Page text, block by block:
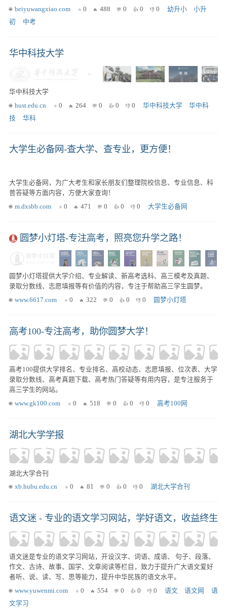
beiyuwangxiao.com
0 488 0 0 0 幼升小
小升
初
中考
华中科技大学
华中科技大学
hust.edu.cn
0 264 0 0 0 华中科技大学
华中科
技
华科
大学生必备网-查大学、查专业，更方便！
大学生必备网，为广大考生和家长朋友们整理院校信息、专业信息、科
普答疑等方面内容，方便大家查询！
m.dxsbb.com
0 471 0 0 0 大学生必备网
圆梦小灯塔-专注高考，照亮您升学之路！
圆梦小灯塔提供大学介绍、专业解读、新高考选科、高三模考及真题、
录取分数线、志愿填报等有价值的内容，专注于帮助高三学生圆梦。
www.6617.com
0 322 0 0 0 圆梦小灯塔
高考100-专注高考，助你圆梦大学！
高考100提供大学排名、专业排名、高校动态、志愿填报、位次表、大学
录取分数线、高考真题下载、高考热门答疑等有用内容，是专注服务于
高三学生的网站。
www.gk100.com
0 518 0 0 0 高考100网
湖北大学学报
湖北大学合刊
xb.hubu.edu.cn
0 81 0 0 0 湖北大学合刊
语文迷 - 专业的语文学习网站，学好语文，收益终生
语文迷是专业的语文学习网站，开设汉字、词语、成语、 句子、段落、
作文、古诗、故事、国学、文章阅读等栏目，致力于提升广大语文爱好
者听、说、读、写、思等能力，提升中华民族的语文水平。
www.yuwenmi.com
0 554 0 0 0 语文 语文网
语
文学习